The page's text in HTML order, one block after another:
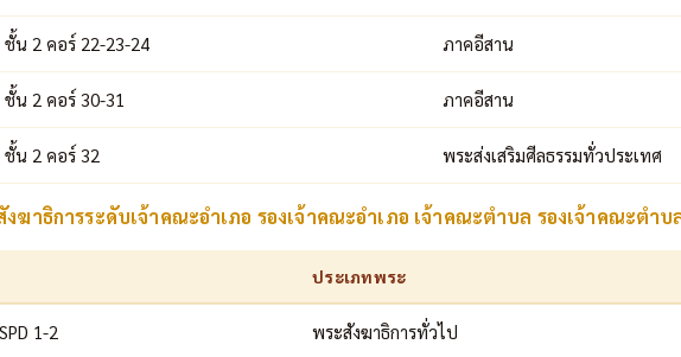
น 2 คอร์ 22-23-24 ภาคอีสาน
น 2 คอร์ 30-31 ภาคอีสาน
น 2 คอร์ 32 พระส่งเสริมศีลธรรมทั่วประเทศ
งฆาธิการระดับเจ้าคณะอำเภอ รองเจ้าคณะอำเภอ เจ้าคณะตำบล รองเจ้าคณะตำบ
ประเภทพระ
1-2 พระสังฆาธิการทั่วไป